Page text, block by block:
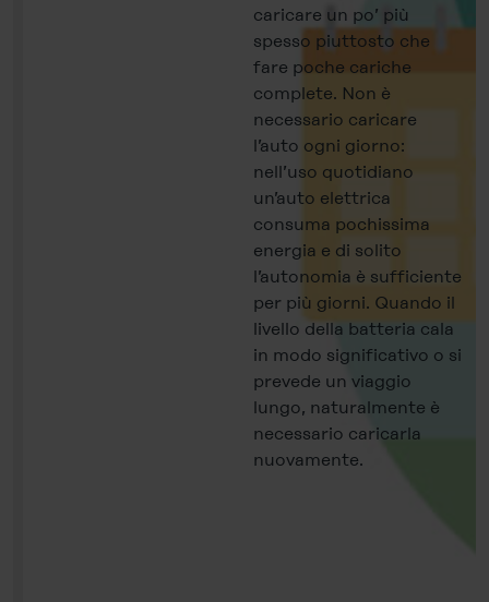
caricare un po’ più
spesso piuttosto che
fare poche cariche
complete. Non è
necessario caricare
l’auto ogni giorno:
nell’uso quotidiano
un’auto elettrica
consuma pochissima
energia e di solito
l’autonomia è sufficiente
per più giorni. Quando il
livello della batteria cala
in modo significativo o si
prevede un viaggio
lungo, naturalmente è
necessario caricarla
nuovamente.